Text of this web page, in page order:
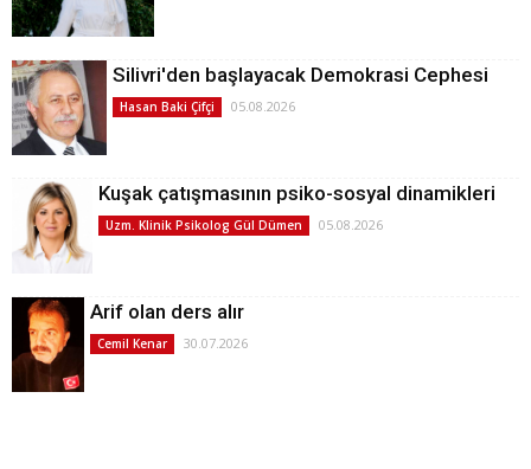
Silivri'den başlayacak Demokrasi Cephesi
Hasan Baki Çifçi 05.08.2026
Kuşak çatışmasının psiko-sosyal dinamikleri
Uzm. Klinik Psikolog Gül Dümen 05.08.2026
Arif olan ders alır
Cemil Kenar 30.07.2026